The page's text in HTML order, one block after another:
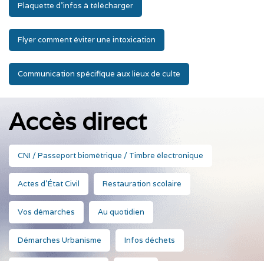
Plaquette d’infos à télécharger
Flyer comment éviter une intoxication
Communication spécifique aux lieux de culte
Accès direct
CNI / Passeport biométrique / Timbre électronique
Actes d'État Civil Restauration scolaire
Vos démarches Au quotidien
Démarches Urbanisme Infos déchets